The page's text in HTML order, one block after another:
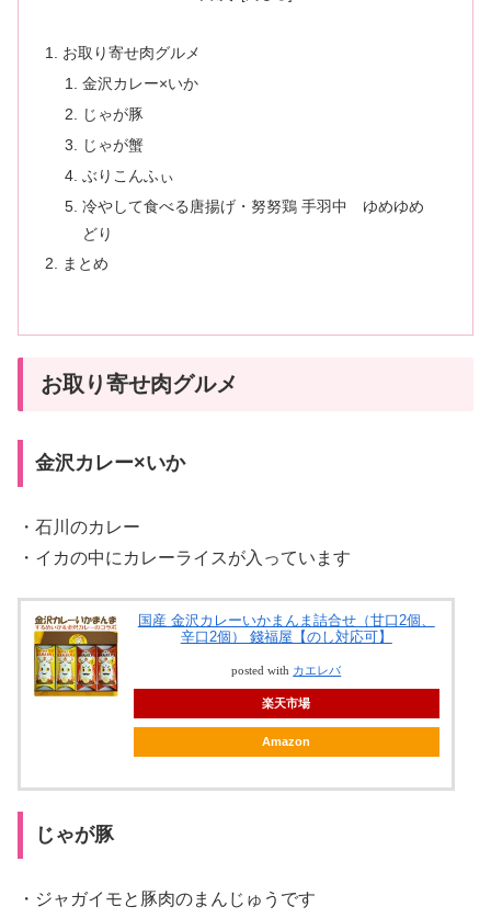
お取り寄せ肉グルメ
金沢カレー×いか
じゃが豚
じゃが蟹
ぶりこんふぃ
冷やして食べる唐揚げ・努努鶏 手羽中 ゆめゆめ
どり
まとめ
お取り寄せ肉グルメ
金沢カレー×いか
・石川のカレー
・イカの中にカレーライスが入っています
国産 金沢カレーいかまんま詰合せ（甘口2個、
辛口2個） 錢福屋【のし対応可】
posted with カエレバ
楽天市場
Amazon
じゃが豚
・ジャガイモと豚肉のまんじゅうです